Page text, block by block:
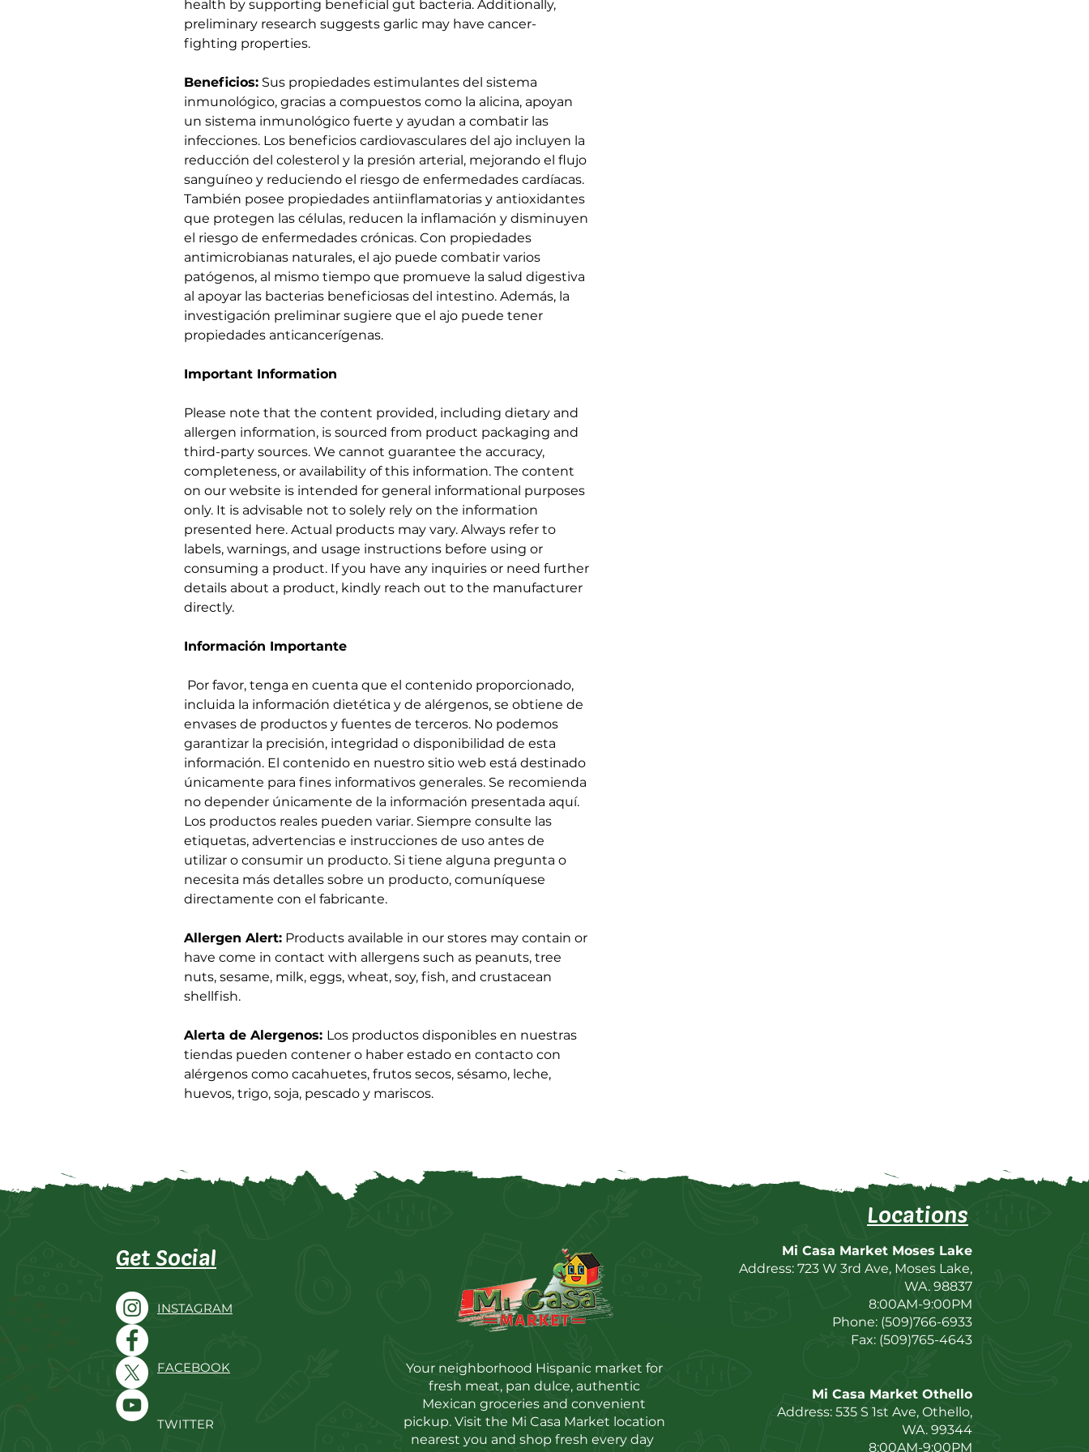
health by supporting beneficial gut bacteria. Additionally,
preliminary research suggests garlic may have cancer-
fighting properties.
Beneficios: Sus propiedades estimulantes del sistema
inmunológico, gracias a compuestos como la alicina, apoyan
un sistema inmunológico fuerte y ayudan a combatir las
infecciones. Los beneficios cardiovasculares del ajo incluyen la
reducción del colesterol y la presión arterial, mejorando el flujo
sanguíneo y reduciendo el riesgo de enfermedades cardíacas.
También posee propiedades antiinflamatorias y antioxidantes
que protegen las células, reducen la inflamación y disminuyen
el riesgo de enfermedades crónicas. Con propiedades
antimicrobianas naturales, el ajo puede combatir varios
patógenos, al mismo tiempo que promueve la salud digestiva
al apoyar las bacterias beneficiosas del intestino. Además, la
investigación preliminar sugiere que el ajo puede tener
propiedades anticancerígenas.
Important Information
Please note that the content provided, including dietary and
allergen information, is sourced from product packaging and
third-party sources. We cannot guarantee the accuracy,
completeness, or availability of this information. The content
on our website is intended for general informational purposes
only. It is advisable not to solely rely on the information
presented here. Actual products may vary. Always refer to
labels, warnings, and usage instructions before using or
consuming a product. If you have any inquiries or need further
details about a product, kindly reach out to the manufacturer
directly.
Información Importante
Por favor, tenga en cuenta que el contenido proporcionado,
incluida la información dietética y de alérgenos, se obtiene de
envases de productos y fuentes de terceros. No podemos
garantizar la precisión, integridad o disponibilidad de esta
información. El contenido en nuestro sitio web está destinado
únicamente para fines informativos generales. Se recomienda
no depender únicamente de la información presentada aquí.
Los productos reales pueden variar. Siempre consulte las
etiquetas, advertencias e instrucciones de uso antes de
utilizar o consumir un producto. Si tiene alguna pregunta o
necesita más detalles sobre un producto, comuníquese
directamente con el fabricante.
Allergen Alert: Products available in our stores may contain or
have come in contact with allergens such as peanuts, tree
nuts, sesame, milk, eggs, wheat, soy, fish, and crustacean
shellfish.
Alerta de Alergenos: Los productos disponibles en nuestras
tiendas pueden contener o haber estado en contacto con
alérgenos como cacahuetes, frutos secos, sésamo, leche,
huevos, trigo, soja, pescado y mariscos.
Locations
Get Social
INSTAGRAM
FACEBOOK
TWITTER
Your neighborhood Hispanic market for
fresh meat, pan dulce, authentic
Mexican groceries and convenient
pickup. Visit the Mi Casa Market location
nearest you and shop fresh every day
Mi Casa Market Moses Lake
Address: 723 W 3rd Ave, Moses Lake,
WA. 98837
8:00AM-9:00PM
Phone: (509)766-6933
Fax: (509)765-4643
Mi Casa Market Othello
Address: 535 S 1st Ave, Othello,
WA. 99344
8:00AM-9:00PM